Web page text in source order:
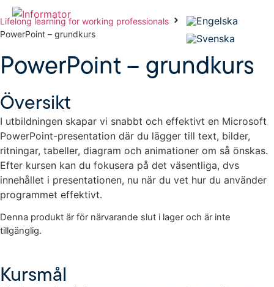
Lifelong learning for working professionals
PowerPoint – grundkurs
PowerPoint – grundkurs
Översikt
I utbildningen skapar vi snabbt och effektivt en Microsoft
PowerPoint-presentation där du lägger till text, bilder,
ritningar, tabeller, diagram och animationer om så önskas.
Efter kursen kan du fokusera på det väsentliga, dvs
innehållet i presentationen, nu när du vet hur du använder
programmet effektivt.
Denna produkt är för närvarande slut i lager och är inte
tillgänglig.
Kursmål